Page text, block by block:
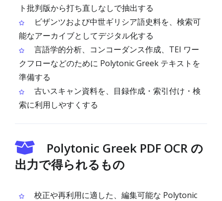
ト批判版から打ち直しなしで抽出する
ビザンツおよび中世ギリシア語史料を、検索可
能なアーカイブとしてデジタル化する
言語学的分析、コンコーダンス作成、TEI ワー
クフローなどのために Polytonic Greek テキストを
準備する
古いスキャン資料を、目録作成・索引付け・検
索に利用しやすくする
Polytonic Greek PDF OCR の
出力で得られるもの
校正や再利用に適した、編集可能な Polytonic